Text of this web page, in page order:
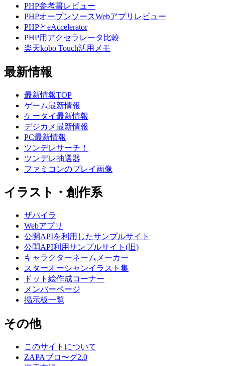
PHP参考書レビュー
PHPオープンソースWebアプリレビュー
PHPとeAccelerator
PHP用アクセラレータ比較
楽天kobo Touch活用メモ
最新情報
最新情報TOP
ゲーム最新情報
ケータイ最新情報
デジカメ最新情報
PC最新情報
ツンデレサーチ！
ツンデレ抽選器
ファミコンのプレイ画像
イラスト・創作系
ザパイラ
Webアプリ
公開APIを利用したサンプルサイト
公開API利用サンプルサイト(旧)
キャラクターネームメーカー
スターオーシャンイラスト集
ドット絵作成コーナー
メンバーページ
掲示板一覧
その他
このサイトについて
ZAPAブロ〜グ2.0